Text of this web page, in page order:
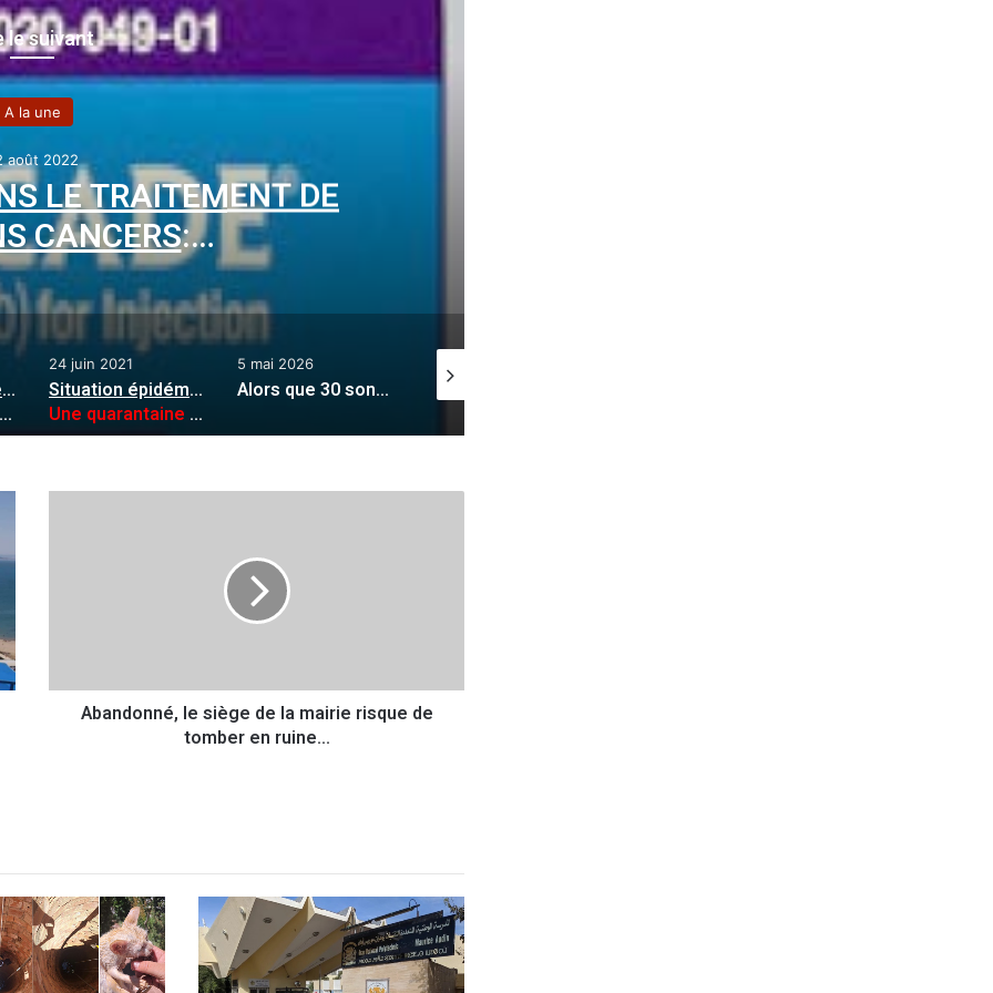
le suivant
A la une
août 2022
LE TRAITEMENT DE
CANCERS:
introuvable à l’EHU
:
Restitution de l’espace public à Aïn El Türck
24 juin 2021
Situation épidémiologique de Covid-19 à Oran
Une quarantaine de cas enregistrés chaque jour
5 mai 2026
Alors que 30 sont déjà en service à Oran : 170 bus encore en attente d’exploitation
é
e
d
e
l
a
Abandonné, le siège de la mairie risque de
tomber en ruine…